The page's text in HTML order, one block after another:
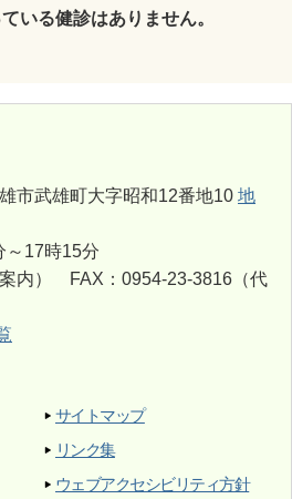
いる健診はありません。
市武雄町大字昭和12番地10 地
～17時15分
内） FAX：0954-23-3816（代
サイトマップ
リンク集
ウェブアクセシビリティ方針